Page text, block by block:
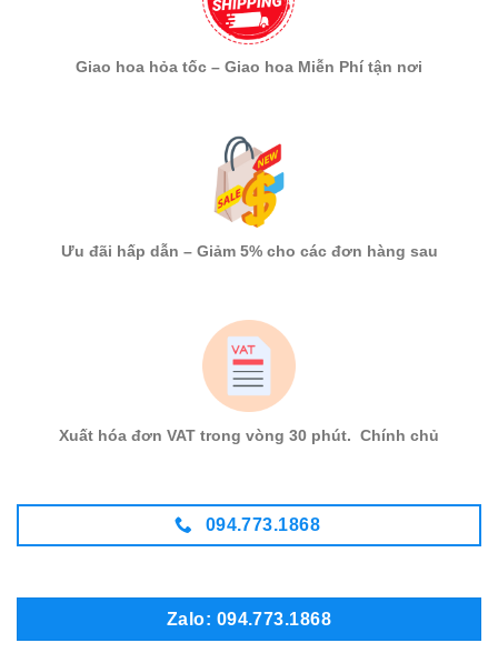
Giao hoa hỏa tốc – Giao hoa Miễn Phí tận nơi
Ưu đãi hấp dẫn – Giảm 5% cho các đơn hàng sau
Xuất hóa đơn VAT trong vòng 30 phút. Chính chủ
094.773.1868
Zalo: 094.773.1868